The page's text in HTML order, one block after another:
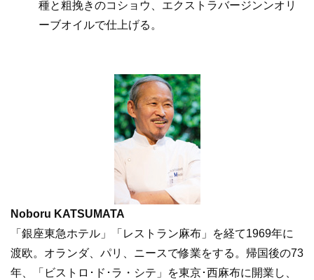
種と粗挽きのコショウ、エクストラバージンンオリ
ーブオイルで仕上げる。
Noboru KATSUMATA
「銀座東急ホテル」「レストラン麻布」を経て1969年に
渡欧。オランダ、パリ、ニースで修業をする。帰国後の73
年、「ビストロ･ド･ラ・シテ」を東京･西麻布に開業し、